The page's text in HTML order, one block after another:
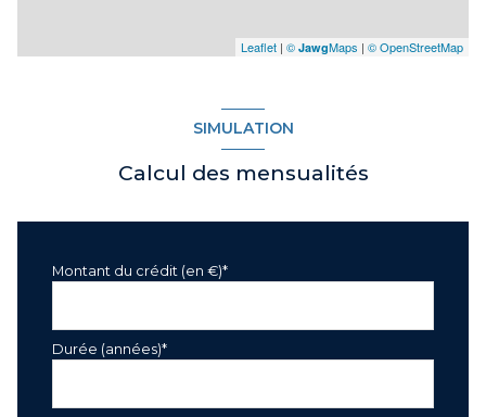
Leaflet | © JawgMaps | © OpenStreetMap
SIMULATION
Calcul des mensualités
Montant du crédit (en €)*
Durée (années)*